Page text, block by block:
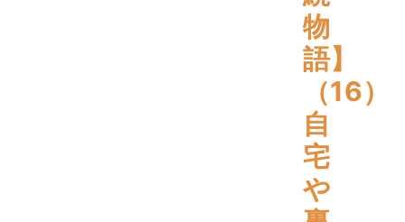
物
語】
（16）
自
宅
や